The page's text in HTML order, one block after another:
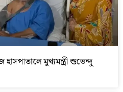
মুখ্যমন্ত্রী শুভেন্দু